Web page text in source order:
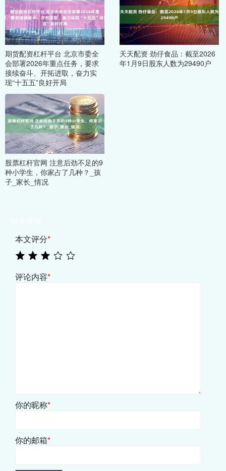
期货配资杠杆平台 北京市委全
会部署2026年重点任务，要求
接续奋斗、开拓进取，奋力实
现“十五五”良好开局
天天配资 劲仔食品：截至2026
年1月9日股东人数为29490户
股票杠杆官网 注意后劲不足的9
种小学生，你家占了几种？_孩
子_家长_情况
本文评分*
评论内容*
你的昵称*
你的邮箱*